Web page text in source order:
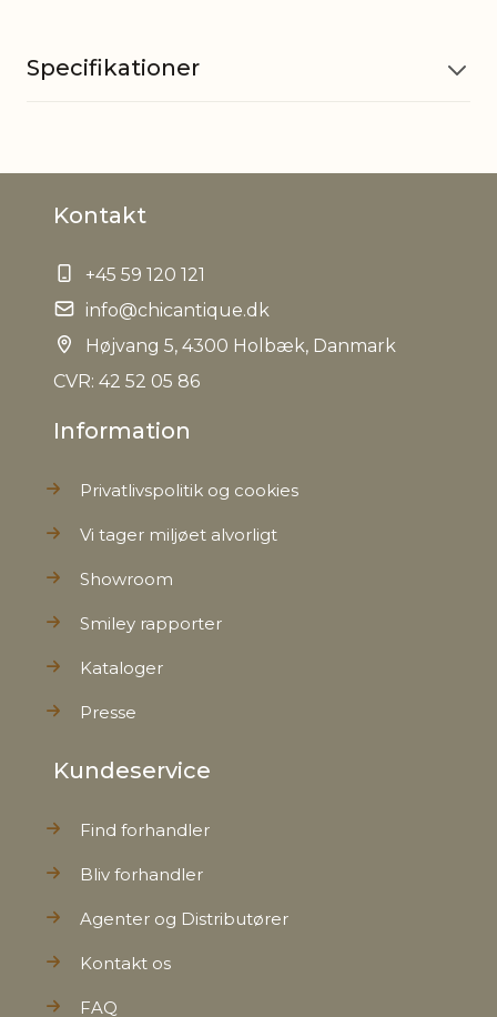
Specifikationer
Brændetid
EAN
Tariffnumber 3406000000
Kontakt
+45 59 120 121
info@chicantique.dk
Højvang 5, 4300 Holbæk, Danmark
CVR: 42 52 05 86
Information
Privatlivspolitik og cookies
Vi tager miljøet alvorligt
Showroom
Smiley rapporter
Kataloger
Presse
Kundeservice
Find forhandler
Bliv forhandler
Agenter og Distributører
Kontakt os
FAQ